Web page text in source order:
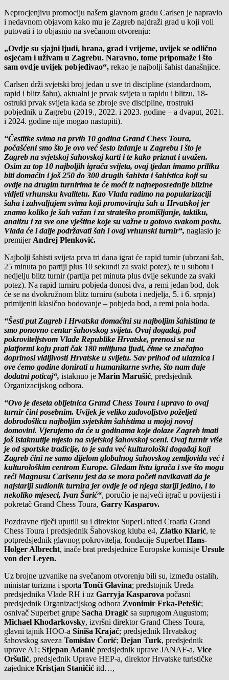
Neprocjenjivu promociju našem glavnom gradu Carlsen je napravio
i nedavnom objavom kako mu je Zagreb najdraži grad u koji voli
putovati i to objasnio na svečanom otvorenju:
„Ovdje su sjajni ljudi, hrana, grad i vrijeme, uvijek se odlično
osjećam i uživam u Zagrebu. Naravno, tome pripomaže i što
sam ovdje uvijek pobjeđivao“, rekao je najbolji šahist današnjice.
Carlsen drži svjetski broj jedan u sve tri discipline (standardnom,
rapid i blitz šahu), aktualni je prvak svijeta u rapidu i blitzu, 18-
ostruki prvak svijeta kada se zbroje sve discipline, trostruki
pobjednik u Zagrebu (2019., 2022. i 2023. godine – a dvaput, 2021.
i 2024. godine nije mogao nastupiti).
“Čestitke svima na prvih 10 godina Grand Chess Toura,
počašćeni smo što je ovo već šesto izdanje u Zagrebu i što je
Zagreb na svjetskoj šahovskoj karti i te kako priznat i uvažen.
Osim za top 10 najboljih igrača svijeta, ovaj tjedan imamo priliku
biti domaćin i još 250 do 300 drugih šahista i šahistica koji su
ovdje na drugim turnirima te će moći iz najneposrednije blizine
vidjeti vrhunsku kvalitetu. Kao Vlada radimo na popularizaciji
šaha i zahvaljujem svima koji promoviraju šah u Hrvatskoj jer
znamo koliko je šah važan i za strateško promišljanje, taktiku,
analizu i za sve one vještine koje su važne u gotovo svakom poslu.
Vlada će i dalje podržavati šah i ovaj vrhunski turnir“, naglasio je
premijer Andrej Plenković.
Najbolji šahisti svijeta prva tri dana igrat će rapid turnir (ubrzani šah,
25 minuta po partiji plus 10 sekundi za svaki potez), te u subotu i
nedjelju blitz turnir (partija pet minuta plus dvije sekunde za svaki
potez). Na rapid turniru pobjeda donosi dva, a remi jedan bod, dok
će se na dvokružnom blitz turniru (subota i nedjelja, 5. i 6. srpnja)
primijeniti klasično bodovanje – pobjeda bod, a remi pola boda.
“Šesti put Zagreb i Hrvatska domaćini su najboljim šahistima te
smo ponovno centar šahovskog svijeta. Ovaj događaj, pod
pokroviteljstvom Vlade Republike Hrvatske, prenosi se na
platformi koju prati čak 180 milijuna ljudi, čime se značajno
doprinosi vidljivosti Hrvatske u svijetu. Sav prihod od ulaznica i
ove ćemo godine donirati u humanitarne svrhe, što nam daje
dodatni poticaj“, istaknuo je Marin Marušić, predsjednik
Organizacijskog odbora.
“Ovo je deseta obljetnica Grand Chess Toura i upravo to ovaj
turnir čini posebnim. Uvijek je veliko zadovoljstvo poželjeti
dobrodošlicu najboljim svjetskim šahistima u mojoj novoj
domovini. Vjerujemo da će u godinama koje dolaze Zagreb imati
još istaknutije mjesto na svjetskoj šahovskoj sceni. Ovaj turnir više
je od sportske tradicije, to je sada već kulturološki događaj koji
Zagreb čini ne samo dijelom globalnog šahovskog zemljovida već i
kulturološkim centrom Europe. Gledam listu igrača i sve što mogu
reći Magnusu Carlsenu jest da se mora početi navikavati da je
najstariji sudionik turnira jer ovdje je od njega stariji jedino, i to
nekoliko mjeseci, Ivan Šarić“, poručio je najveći igrač u povijesti i
pokretač Grand Chess Toura, Garry Kasparov.
Pozdravne riječi uputili su i direktor SuperUnited Croatia Grand
Chess Toura i predsjednik Šahovskog kluba e4, Zlatko Klarić, te
potpredsjednik glavnog pokrovitelja, fondacije Superbet Hans-
Holger Albrecht, inače brat predsjednice Europske komisije Ursule
von der Leyen.
Uz brojne uzvanike na svečanom otvorenju bili su, između ostalih,
ministar turizma i sporta Tonči Glavina; predstojnik Ureda
predsjednika Vlade RH i uz Garryja Kasparova počasni
predsjednik Organizacijskog odbora Zvonimir Frka-Petešić;
osnivač Superbet grupe Sacha Dragić sa suprugom Augustom;
Michael Khodarkovsky, izvršni direktor Grand Chess Toura,
glavni tajnik HOO-a Siniša Krajač; predsjednik Hrvatskog
šahovskog saveza Tomislav Ćorić; Dejan Turk, predsjednik
uprave A1; Stjepan Adanić predsjednik uprave JANAF-a, Vice
Oršulić, predsjednik Uprave HEP-a, direktor Hrvatske turističke
zajednice Kristjan Staničić itd…,